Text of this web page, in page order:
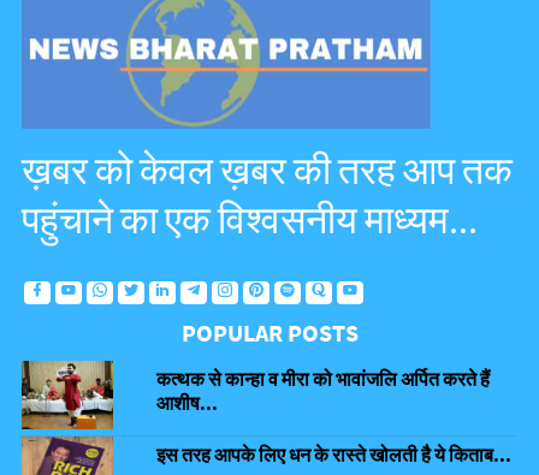
ख़बर को केवल ख़बर की तरह आप तक
पहुंचाने का एक विश्वसनीय माध्यम...
POPULAR POSTS
कत्थक से कान्हा व मीरा को भावांजलि अर्पित करते हैं
आशीष...
इस तरह आपके लिए धन के रास्ते खोलती है ये किताब...